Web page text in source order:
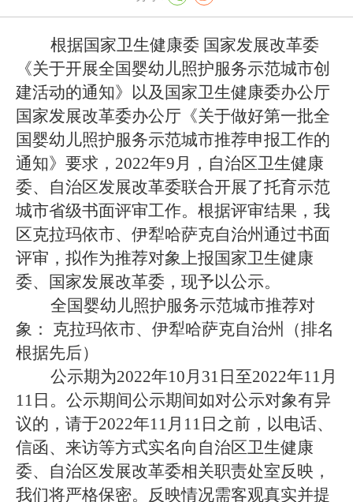
根据国家卫生健康委 国家发展改革委
《关于开展全国婴幼儿照护服务示范城市创
建活动的通知》以及国家卫生健康委办公厅
国家发展改革委办公厅《关于做好第一批全
国婴幼儿照护服务示范城市推荐申报工作的
通知》要求，2022年9月，自治区卫生健康
委、自治区发展改革委联合开展了托育示范
城市省级书面评审工作。根据评审结果，我
区克拉玛依市、伊犁哈萨克自治州通过书面
评审，拟作为推荐对象上报国家卫生健康
委、国家发展改革委，现予以公示。
全国婴幼儿照护服务示范城市推荐对
象： 克拉玛依市、伊犁哈萨克自治州（排名
根据先后）
公示期为2022年10月31日至2022年11月
11日。公示期间公示期间如对公示对象有异
议的，请于2022年11月11日之前，以电话、
信函、来访等方式实名向自治区卫生健康
委、自治区发展改革委相关职责处室反映，
我们将严格保密。反映情况需客观真实并提